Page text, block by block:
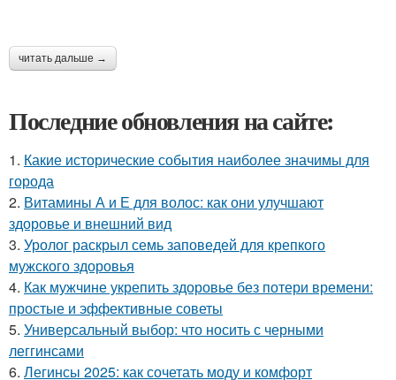
читать дальше →
Последние обновления на сайте:
1. Какие исторические события наиболее значимы для
города
2. Витамины А и Е для волос: как они улучшают
здоровье и внешний вид
3. Уролог раскрыл семь заповедей для крепкого
мужского здоровья
4. Как мужчине укрепить здоровье без потери времени:
простые и эффективные советы
5. Универсальный выбор: что носить с черными
леггинсами
6. Легинсы 2025: как сочетать моду и комфорт